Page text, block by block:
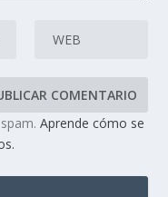
spam.Aprende cómo se